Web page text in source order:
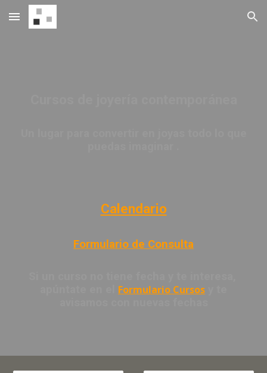
Skip to main content Skip to navigation
Calendario
Formulario de Consulta
Formulario Cursos